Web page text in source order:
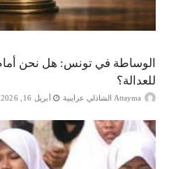
الوساطة في تونس: هل نحن
للعدالة؟
Attayma الشاذلي عرايبية أبريل 16, 2026